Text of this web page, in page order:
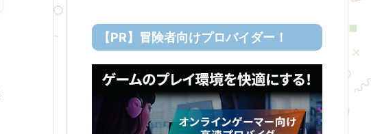
【PR】冒険者向けプロバイダー！